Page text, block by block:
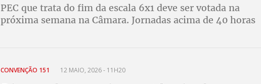
PEC que trata do fim da escala 6x1 deve ser votada na
próxima semana na Câmara. Jornadas acima de 40 horas
CONVENÇÃO 151 12 MAIO, 2026 - 11H20